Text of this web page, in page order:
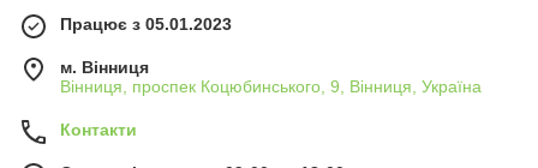
Працює з 05.01.2023
м. Вінниця
Вінниця, проспек Коцюбинського, 9, Вінниця, Україна
Контакти